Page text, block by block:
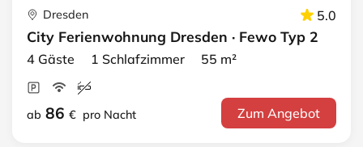
Dresden 5.0
City Ferienwohnung Dresden · Fewo Typ 2
4 Gäste 1 Schlafzimmer 55 m²
ab 86 € pro Nacht Zum Angebot